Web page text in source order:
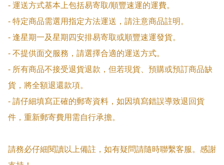
- 運送方式基本上包括易寄取/順豐速運的運費。
- 特定商品需選用指定方法運送，請注意商品註明。
- 逢星期一及星期四安排易寄取或順豐速運發貨。
- 不提供面交服務，請選擇合適的運送方式。
- 所有商品不接受退貨退款，但若現貨、預購或預訂商品缺
貨，將全額退還款項。
- 請仔細填寫正確的郵寄資料，如因填寫錯誤導致退回貨
件，重新郵寄費用需自行承擔。
請務必仔細閱讀以上備註，如有疑問請隨時聯繫客服。感謝